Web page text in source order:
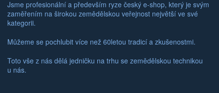
Jsme profesionální a především ryze český e-shop, který je svým
zaměřením na širokou zemědělskou veřejnost největší ve své
kategorii.
Můžeme se pochlubit více než 60letou tradicí a zkušenostmi.
Toto vše z nás dělá jedničku na trhu se zemědělskou technikou
u nás.